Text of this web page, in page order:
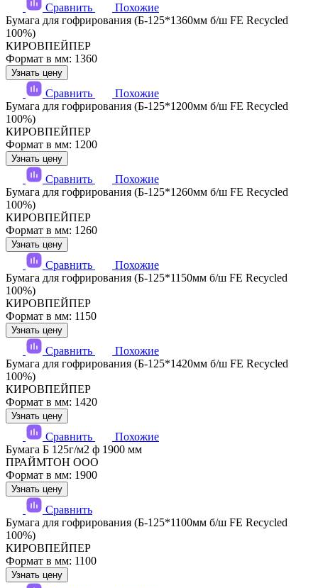
Сравнить
Похожие
Бумага для гофрирования (Б-125*1360мм б/ш FE Recycled
100%)
КИРОВПЕЙПЕР
Формат в мм: 1360
Узнать цену
Сравнить
Похожие
Бумага для гофрирования (Б-125*1200мм б/ш FE Recycled
100%)
КИРОВПЕЙПЕР
Формат в мм: 1200
Узнать цену
Сравнить
Похожие
Бумага для гофрирования (Б-125*1260мм б/ш FE Recycled
100%)
КИРОВПЕЙПЕР
Формат в мм: 1260
Узнать цену
Сравнить
Похожие
Бумага для гофрирования (Б-125*1150мм б/ш FE Recycled
100%)
КИРОВПЕЙПЕР
Формат в мм: 1150
Узнать цену
Сравнить
Похожие
Бумага для гофрирования (Б-125*1420мм б/ш FE Recycled
100%)
КИРОВПЕЙПЕР
Формат в мм: 1420
Узнать цену
Сравнить
Похожие
Бумага Б 125г/м2 ф 1900 мм
ПРАЙМТОН ООО
Формат в мм: 1900
Узнать цену
Сравнить
Бумага для гофрирования (Б-125*1100мм б/ш FE Recycled
100%)
КИРОВПЕЙПЕР
Формат в мм: 1100
Узнать цену